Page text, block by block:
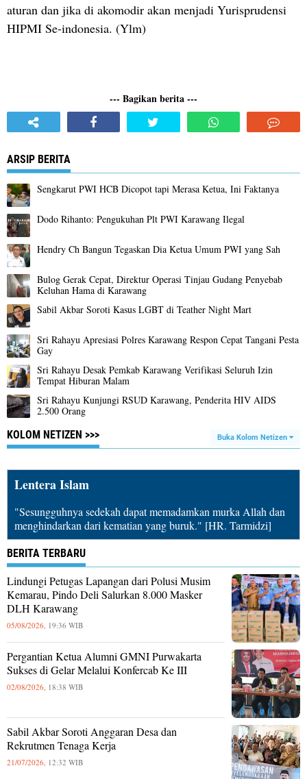
aturan dan jika di akomodir akan menjadi Yurisprudensi
HIPMI Se-indonesia. (Ylm)
--- Bagikan berita ---
ARSIP BERITA
Sengkarut PWI HCB Dicopot tapi Merasa Ketua, Ini Faktanya
Dodo Rihanto: Pengukuhan Plt PWI Karawang Ilegal
Hendry Ch Bangun Tegaskan Dia Ketua Umum PWI yang Sah
Bulog Gerak Cepat, Direktur Operasi Tinjau Gudang Penyebab
Keluhan Hama di Karawang
Sabil Akbar Soroti Kasus LGBT di Teather Night Mart
Sri Rahayu Apresiasi Polres Karawang Respon Cepat Tangani Pesta
Gay
Sri Rahayu Desak Pemkab Karawang Verifikasi Seluruh Izin
Tempat Hiburan Malam
Sri Rahayu Kunjungi RSUD Karawang, Penderita HIV AIDS
2.500 Orang
KOLOM NETIZEN >>>
Buka Kolom Netizen
Lentera Islam
"Sesungguhnya sedekah dapat memadamkan murka Allah dan
menghindarkan dari kematian yang buruk." [HR. Tarmidzi]
BERITA TERBARU
Lindungi Petugas Lapangan dari Polusi Musim
Kemarau, Pindo Deli Salurkan 8.000 Masker
DLH Karawang
05/08/2026, 19:36 WIB
Pergantian Ketua Alumni GMNI Purwakarta
Sukses di Gelar Melalui Konfercab Ke III
02/08/2026, 18:38 WIB
Sabil Akbar Soroti Anggaran Desa dan
Rekrutmen Tenaga Kerja
21/07/2026, 12:32 WIB